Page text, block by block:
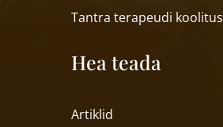
Tantra terapeudi koolitus
Hea teada
Artiklid